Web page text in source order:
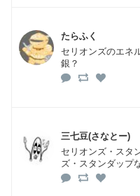
たらふく
セリオンズのエネ
銀？
三七豆(さなとー)
セリオンズ・スタ
ズ・スタンダップ